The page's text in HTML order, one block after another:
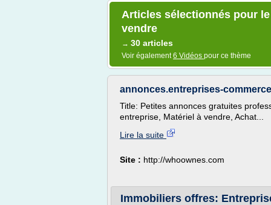
Articles sélectionnés pour
vendre
→ 30 articles
Voir également6 Vidéos pour ce thème
annonces.entreprises-
Title: Petites annonces gratuites
entreprise, Matériel à vendre, Achat...
Lire la suite
Site : http://whoownes.com
Immobiliers offres: